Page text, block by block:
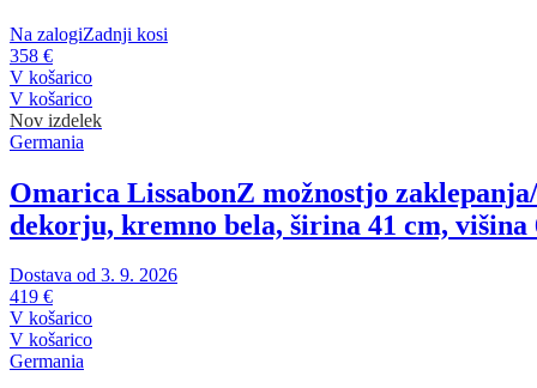
Na zalogiZadnji kosi
358 €
V košarico
V košarico
Nov izdelek
Germania
Omarica LissabonZ možnostjo
dekorju, kremno bela, širina 41 cm, višina
Dostava od 3. 9. 2026
419 €
V košarico
V košarico
Germania